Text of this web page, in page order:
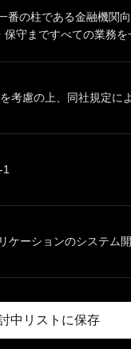
番の柱である金融機
保守まですべての業務
考慮の上、同社規定に
ケーションのシステ
中リストに保存